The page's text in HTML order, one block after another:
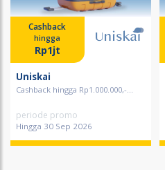
Cashback
hingga
Rp1jt
Uniskai
Cashback hingga Rp1.000.000,-...
periode promo
Hingga 30 Sep 2026